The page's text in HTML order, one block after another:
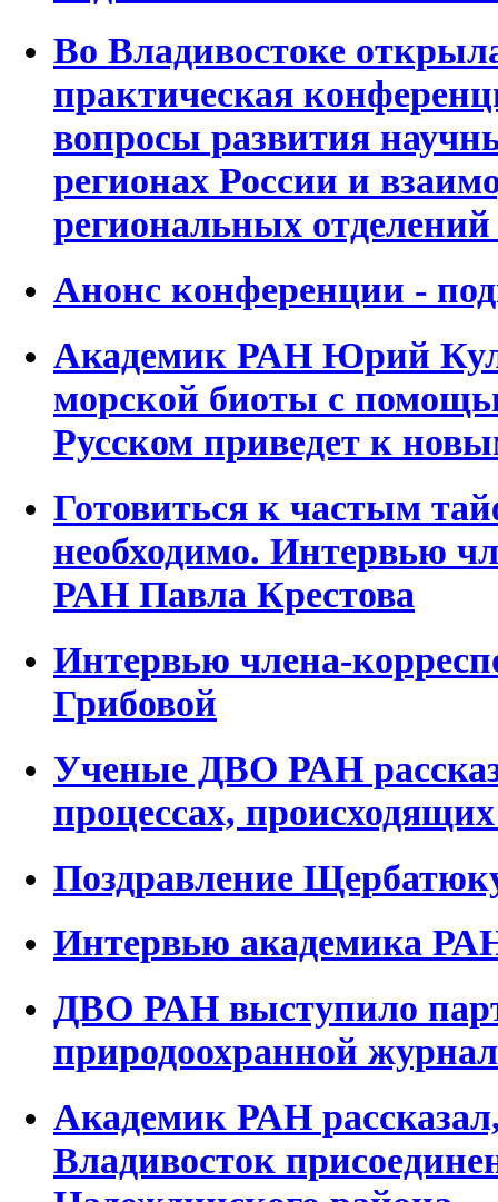
Во Владивостоке
практическая
вопросы развития
регионах России и
региональных
Анонс конференции -
Академик РАН Юрий
морской биоты с
Русском приведет к
Готовиться к частым
необходимо. Интервью
РАН Павла Крестова
Интервью члена-
Грибовой
Ученые ДВО РАН
процессах,
Поздравление
Интервью академика
ДВО РАН выступило
природоохранной
Академик РАН
Владивосток